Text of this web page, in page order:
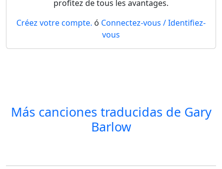
profitez de tous les avantages.
Créez votre compte. ó Connectez-vous / Identifiez-
vous
Más canciones traducidas de Gary
Barlow